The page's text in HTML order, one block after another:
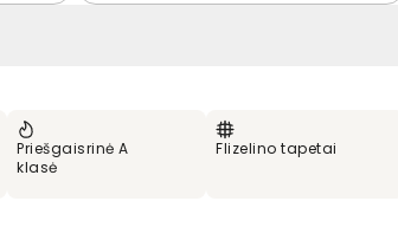
Priešgaisrinė A
klasė
Flizelino tapetai